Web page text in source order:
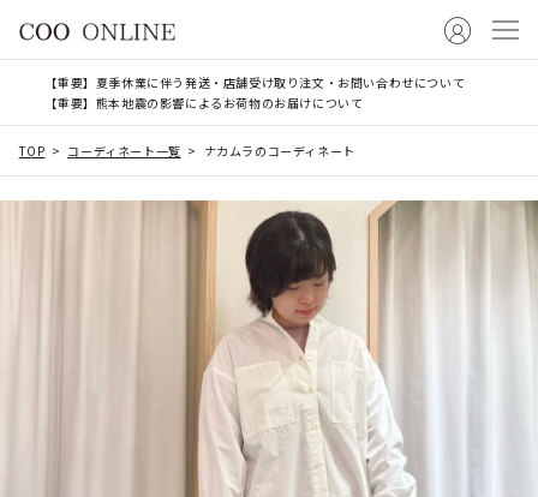
【重要】夏季休業に伴う発送・店舗受け取り注文・お問い合わせについて
【重要】熊本地震の影響によるお荷物のお届けについて
TOP コーディネート一覧 ナカムラのコーディネート